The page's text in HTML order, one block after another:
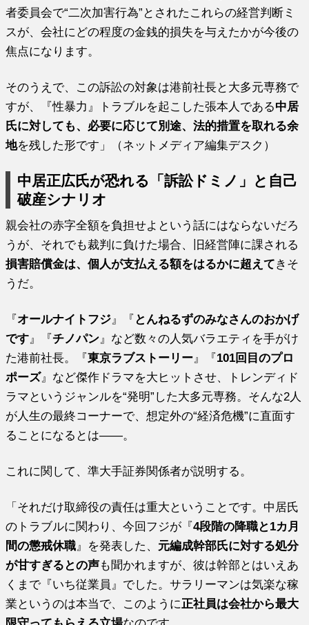
者委員会で“二次加害行為”とされたこれらの経営判断ミ
スが、会社にどの程度の金銭的損失を与えたかが今後の
焦点になります。
そのうえで、この訴訟の対象は港前社長と大多元専務で
すが、『性暴力』トラブルを起こした張本人である中居
氏に対しても、必要に応じて別途、法的措置を取れる余
地を残した形です」（ネットメディア編集デスク）
中居正広氏が恐れる「訴訟ドミノ」と自己
破産シナリオ
親会社の赤字全額を負担せよという話にはならないだろ
うが、それでも裁判に負けた場合、旧経営陣に課される
損害賠償金は、個人が支払える額をはるかに超えてきそ
うだ。
『オールナイトフジ 』『 とんねるずのみなさんのおかげ
です 』『チノパン 』など数々の人気バラエティを手がけ
た港前社長。『東京ラブストーリー 』『101回目のプロ
ポーズ』など傑作ドラマを大ヒットさせ、トレンディド
ラマというジャンルを“発明”した大多元専務。そんな2人
が人生の最終コーナーで、想定外の“経済危機”に直面す
ることになるとは――。
これに関して、準大手証券関係者が説明する。
「それだけ取締役の責任は重大ということです。中居氏
のトラブルに関わり、今回フジが『4段階の降職と1カ月
間の懲戒休職 』を発表した、 元編成幹部氏に対する処分
が甘すぎるとの声も聞かれますが、彼は幹部とはいえあ
くまで『いち従業員』でした。サラリーマンは気楽な稼
業というのは本当で、このように正社員は会社から最大